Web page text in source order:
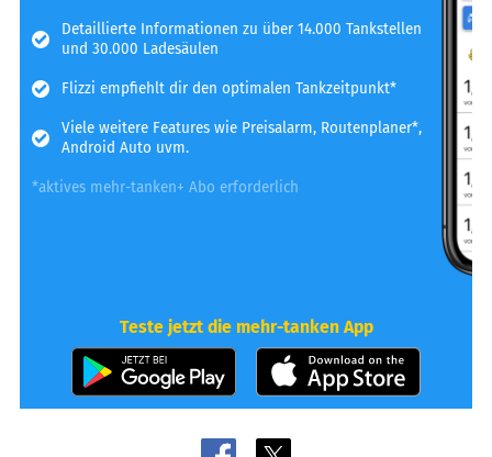
Detaillierte Informationen zu über 14.000 Tankstellen
und 30.000 Ladesäulen
Flizzi empfiehlt dir den optimalen Tankzeitpunkt*
Viele weitere Features wie Preisalarm, Routenplaner*,
Android Auto uvm.
*aktives mehr-tanken+ Abo erforderlich
Teste jetzt die mehr-tanken App